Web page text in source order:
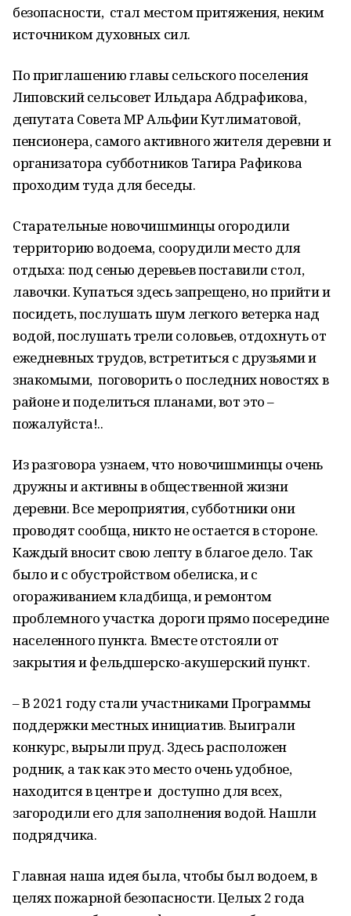
безопасности, стал местом притяжения, неким
источником духовных сил.
По приглашению главы сельского поселения
Липовский сельсовет Ильдара Абдрафикова,
депутата Совета МР Альфии Кутлиматовой,
пенсионера, самого активного жителя деревни и
организатора субботников Тагира Рафикова
проходим туда для беседы.
Старательные новочишминцы огородили
территорию водоема, соорудили место для
отдыха: под сенью деревьев поставили стол,
лавочки. Купаться здесь запрещено, но прийти и
посидеть, послушать шум легкого ветерка над
водой, послушать трели соловьев, отдохнуть от
ежедневных трудов, встретиться с друзьями и
знакомыми, поговорить о последних новостях в
районе и поделиться планами, вот это –
пожалуйста!..
Из разговора узнаем, что новочишминцы очень
дружны и активны в общественной жизни
деревни. Все мероприятия, субботники они
проводят сообща, никто не остается в стороне.
Каждый вносит свою лепту в благое дело. Так
было и с обустройством обелиска, и с
огораживанием кладбища, и ремонтом
проблемного участка дороги прямо посередине
населенного пункта. Вместе отстояли от
закрытия и фельдшерско-акушерский пункт.
– В 2021 году стали участниками Программы
поддержки местных инициатив. Выиграли
конкурс, вырыли пруд. Здесь расположен
родник, а так как это место очень удобное,
находится в центре и доступно для всех,
загородили его для заполнения водой. Нашли
подрядчика.
Главная наша идея была, чтобы был водоем, в
целях пожарной безопасности. Целых 2 года